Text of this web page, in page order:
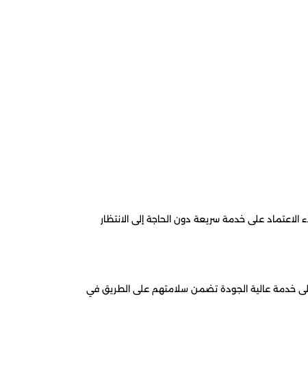
الاعتماد على خدمة سريعة دون الحاجة إلى الانتظار
خدمة عالية الجودة تضمن سلامتهم على الطريق في